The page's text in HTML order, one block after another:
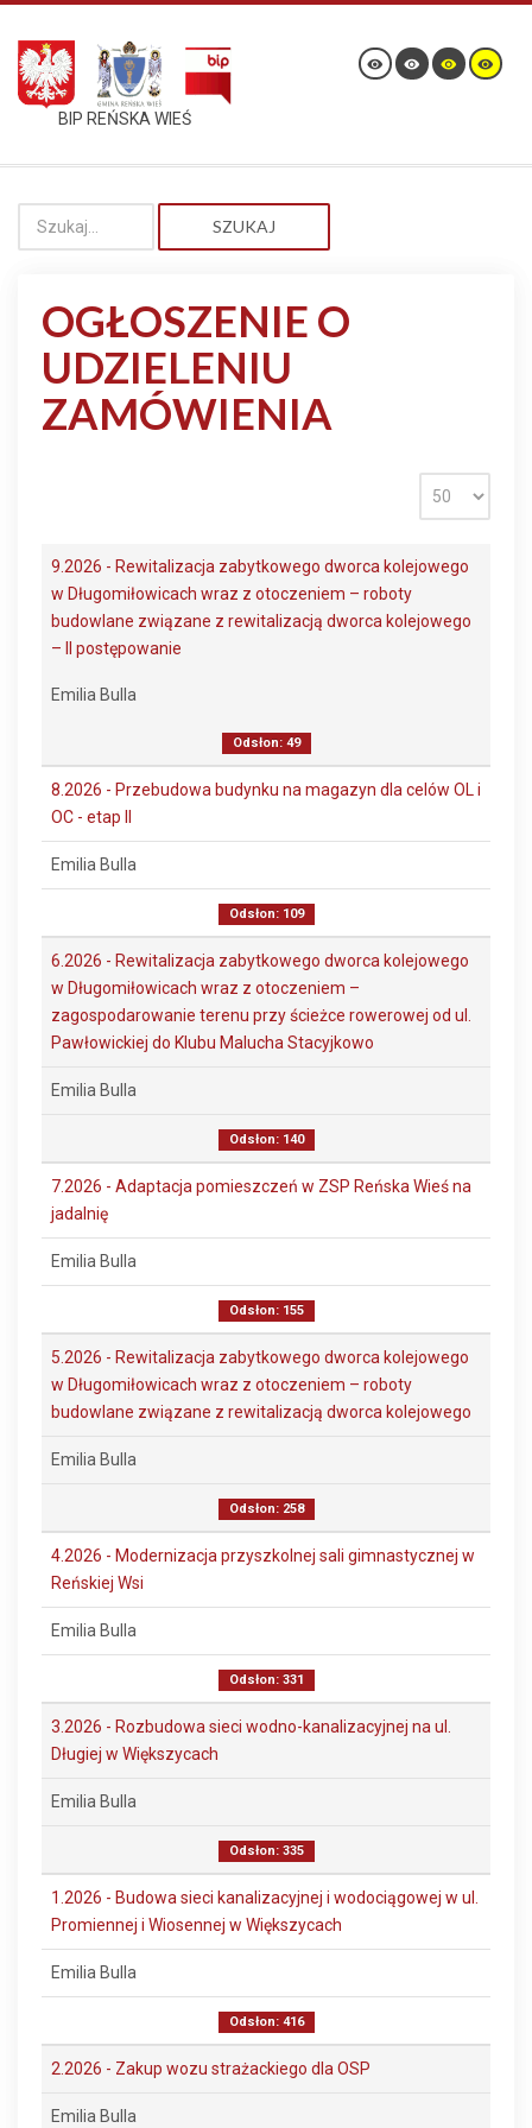
BIP REŃSKA WIEŚ
SZUKAJ
OGŁOSZENIE O
UDZIELENIU
ZAMÓWIENIA
9.2026 - Rewitalizacja zabytkowego dworca kolejowego
w Długomiłowicach wraz z otoczeniem – roboty
budowlane związane z rewitalizacją dworca kolejowego
– II postępowanie
Emilia Bulla
Odsłon: 49
8.2026 - Przebudowa budynku na magazyn dla celów OL i
OC - etap II
Emilia Bulla
Odsłon: 109
6.2026 - Rewitalizacja zabytkowego dworca kolejowego
w Długomiłowicach wraz z otoczeniem –
zagospodarowanie terenu przy ścieżce rowerowej od ul.
Pawłowickiej do Klubu Malucha Stacyjkowo
Emilia Bulla
Odsłon: 140
7.2026 - Adaptacja pomieszczeń w ZSP Reńska Wieś na
jadalnię
Emilia Bulla
Odsłon: 155
5.2026 - Rewitalizacja zabytkowego dworca kolejowego
w Długomiłowicach wraz z otoczeniem – roboty
budowlane związane z rewitalizacją dworca kolejowego
Emilia Bulla
Odsłon: 258
4.2026 - Modernizacja przyszkolnej sali gimnastycznej w
Reńskiej Wsi
Emilia Bulla
Odsłon: 331
3.2026 - Rozbudowa sieci wodno-kanalizacyjnej na ul.
Długiej w Większycach
Emilia Bulla
Odsłon: 335
1.2026 - Budowa sieci kanalizacyjnej i wodociągowej w ul.
Promiennej i Wiosennej w Większycach
Emilia Bulla
Odsłon: 416
2.2026 - Zakup wozu strażackiego dla OSP
Emilia Bulla